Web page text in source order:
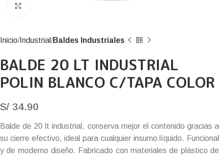
Inicio Industrial Baldes Industriales
BALDE 20 LT INDUSTRIAL
POLIN BLANCO C/TAPA COLOR
S/ 34.90
Balde de 20 lt industrial, conserva mejor el contenido gracias a
su cierre efectivo, ideal para cualquier insumo líquido. Funcional
y de moderno diseño. Fabricado con materiales de plástico de